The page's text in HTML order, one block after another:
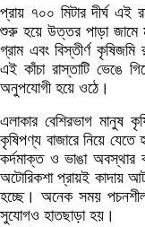
প্রায় ৭০০ মিটার দীর্ঘ এই
শুরু হয়ে উত্তর পাড়া জামে
গ্রাম এবং বিস্তীর্ণ
এই কাঁচা রাস্তাটি ভেঙে
অনুপযোগী হয়ে ওঠে।
এলাকার বেশিরভাগ মানুষ
কৃষিপণ্য বাজারে নিয়ে
কর্দমাক্ত ও ভাঙা অবস্থার
অটোরিকশা প্রায়ই কাদায়
হচ্ছে। অনেক সময় পচনশীল
সুযোগও হাতছাড়া হয়।